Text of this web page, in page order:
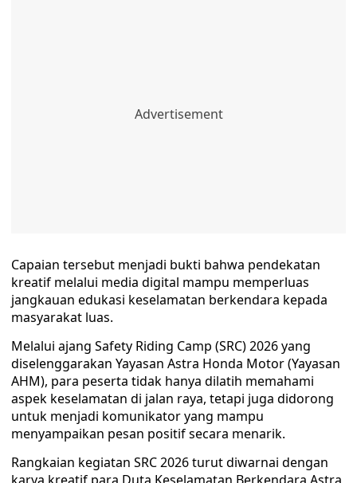
Capaian tersebut menjadi bukti bahwa pendekatan
kreatif melalui media digital mampu memperluas
jangkauan edukasi keselamatan berkendara kepada
masyarakat luas.
Melalui ajang Safety Riding Camp (SRC) 2026 yang
diselenggarakan Yayasan Astra Honda Motor (Yayasan
AHM), para peserta tidak hanya dilatih memahami
aspek keselamatan di jalan raya, tetapi juga didorong
untuk menjadi komunikator yang mampu
menyampaikan pesan positif secara menarik.
Rangkaian kegiatan SRC 2026 turut diwarnai dengan